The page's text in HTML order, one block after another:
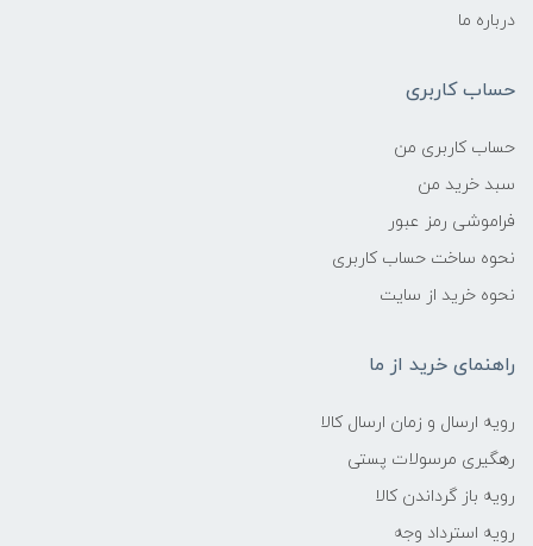
درباره ما
حساب کاربری
حساب کاربری من
سبد خرید من
فراموشی رمز عبور
نحوه ساخت حساب کاربری
نحوه خرید از سایت
راهنمای خرید از ما
رویه ارسال و زمان ارسال کالا
رهگیری مرسولات پستی
رویه باز گرداندن کالا
رویه استرداد وجه